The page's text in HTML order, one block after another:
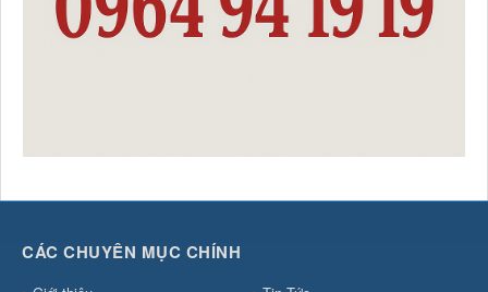
Số : 32/2023/TT-BYT
Tên :Thông tư Quy định chi tiết về một số điều của Luật
Thời gian đăng: 13/05/2026
lượt xem: 142 | lượt tải:49
CÁC CHUYÊN MỤC CHÍNH